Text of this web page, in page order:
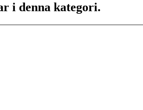
i denna kategori.